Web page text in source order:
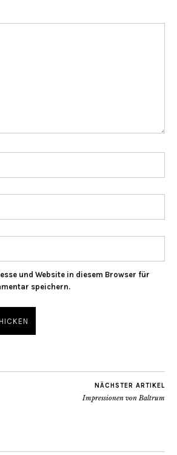
und Website in diesem Browser für
speichern.
NÄCHSTER ARTIKEL
Impressionen von Baltrum